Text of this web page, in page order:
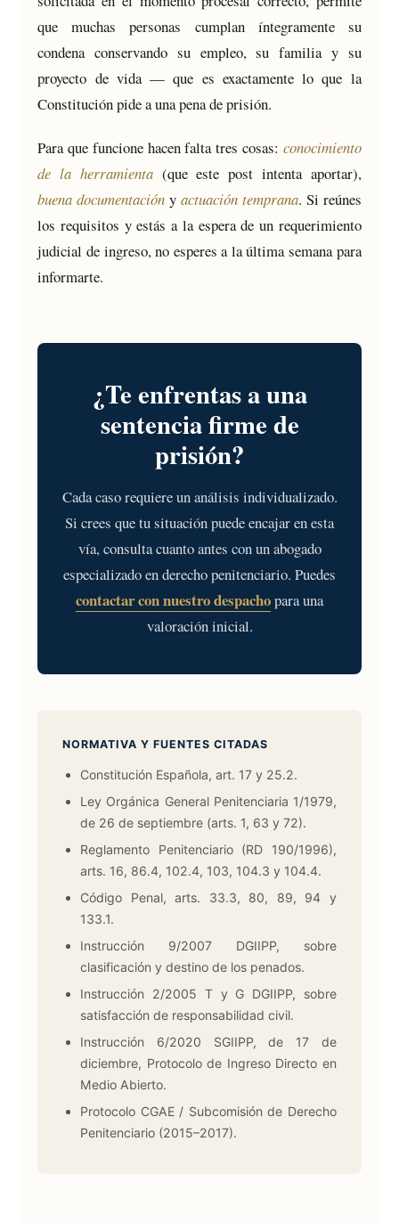
que muchas personas cumplan íntegramente su
condena conservando su empleo, su familia y su
proyecto de vida — que es exactamente lo que la
Constitución pide a una pena de prisión.
Para que funcione hacen falta tres cosas: conocimiento
de la herramienta(que este post intenta aportar),
buena documentación yactuación temprana. Si reúnes
los requisitos y estás a la espera de un requerimiento
judicial de ingreso, no esperes a la última semana para
informarte.
¿Te enfrentas a una
sentencia firme de
prisión?
Cada caso requiere un análisis individualizado.
Si crees que tu situación puede encajar en esta
vía, consulta cuanto antes con un abogado
especializado en derecho penitenciario. Puedes
contactar con nuestro despachopara una
valoración inicial.
NORMATIVA Y FUENTES CITADAS
Constitución Española, art. 17 y 25.2.
Ley Orgánica General Penitenciaria 1/1979,
de 26 de septiembre (arts. 1, 63 y 72).
Reglamento Penitenciario (RD 190/1996),
arts. 16, 86.4, 102.4, 103, 104.3 y 104.4.
Código Penal, arts. 33.3, 80, 89, 94 y
133.1.
Instrucción 9/2007 DGIIPP, sobre
clasificación y destino de los penados.
Instrucción 2/2005 T y G DGIIPP, sobre
satisfacción de responsabilidad civil.
Instrucción 6/2020 SGIIPP, de 17 de
diciembre, Protocolo de Ingreso Directo en
Medio Abierto.
Protocolo CGAE / Subcomisión de Derecho
Penitenciario (2015–2017).